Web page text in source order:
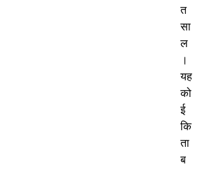
त
सा
ल
।
यह
को
ई
कि
ता
ब